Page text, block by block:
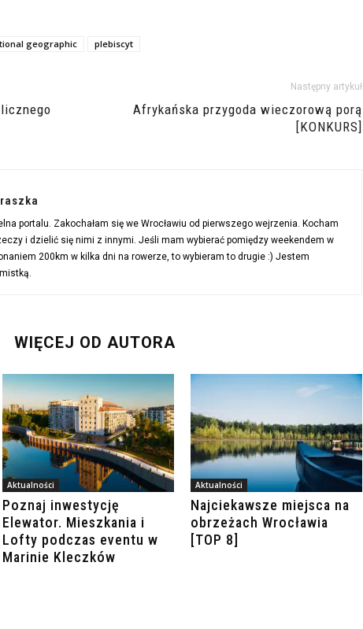
geographic plebiscyt
Następny artykuł
Afrykańska przygoda wieczorową porą
[KONKURS]
portalu. Zakochałam się we Wrocławiu od pierwszego wejrzenia. Kocham
i dzielić się nimi z innymi. Jeśli mam wybierać pomiędzy weekendem w
200km w kilka dni na rowerze, to wybieram to drugie :) Jestem
WIĘCEJ OD AUTORA
Aktualności
Poznaj inwestycję
Elewator. Mieszkania i
Lofty podczas eventu w
Marinie Kleczków
Aktualności
Najciekawsze miejsca na
obrzeżach Wrocławia
[TOP 8]